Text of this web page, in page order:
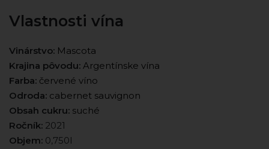
Vlastnosti vína
Vinárstvo: Mascota
Krajina pôvodu: Argentínske vína
Farba: červené víno
Odroda: cabernet sauvignon
Obsah cukru: suché
Ročník: 2021
Objem: 0,750l